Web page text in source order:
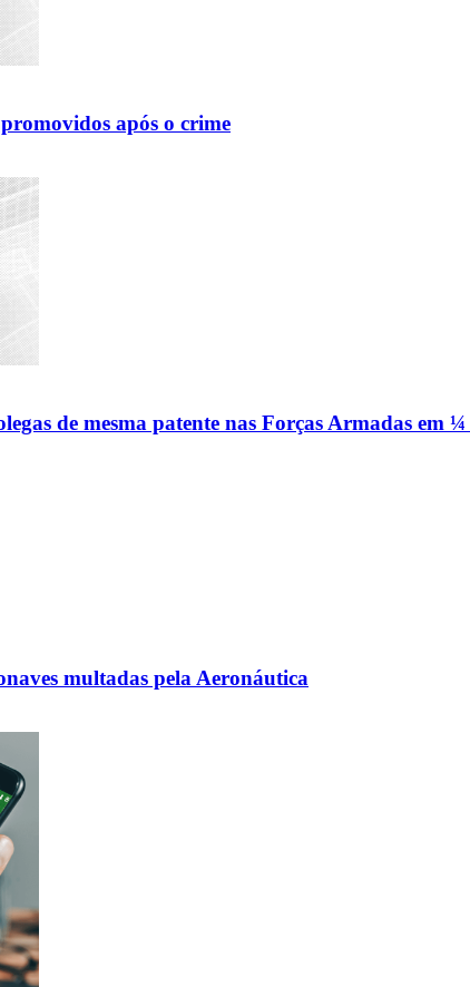
após o crime
de mesma patente nas Forças Armadas em ¼
multadas pela Aeronáutica